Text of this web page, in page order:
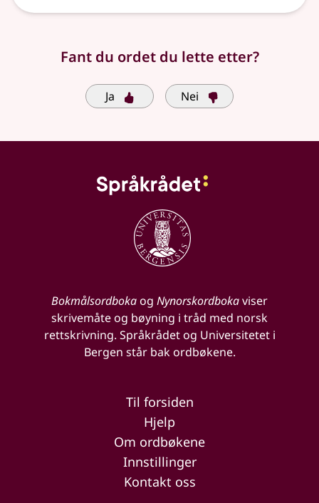
Fant du ordet du lette etter?
Ja Nei
Bokmålsordbokaog Nynorskordbokaviser
skrivemåte og bøyning i tråd med norsk
rettskrivning. Språkrådet og Universitetet i
Bergen står bak ordbøkene.
Til forsiden
Hjelp
Om ordbøkene
Innstillinger
Kontakt oss